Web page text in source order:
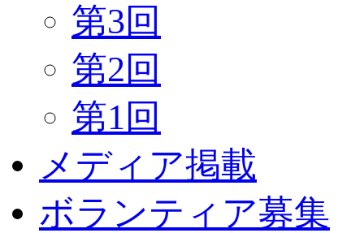
第3回
第2回
第1回
メディア掲載
ボランティア募集